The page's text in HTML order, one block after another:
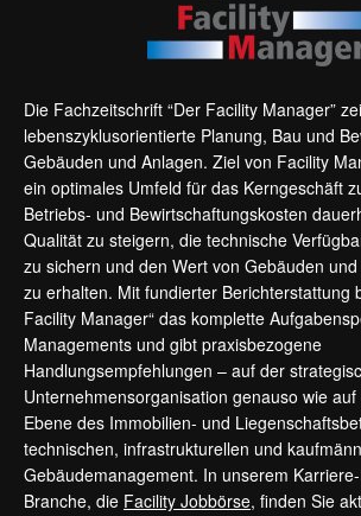
Die Fachzeitschrift “Der Facility Manager”
lebenszyklusorientierte Planung, Bau und
Gebäuden und Anlagen. Ziel von Facility
ein optimales Umfeld für das Kerngeschäft
Betriebs- und Bewirtschaftungskosten
Qualität zu steigern, die technische
zu sichern und den Wert von Gebäuden
zu erhalten. Mit fundierter Berichterstattung
Facility Manager“ das komplette
Managements und gibt praxisbezogene
Handlungsempfehlungen – auf der
Unternehmensorganisation genauso wie
Ebene des Immobilien- und
technischen, infrastrukturellen und
Gebäudemanagement. In unserem
Branche, die Facility Jobbörse, finden Sie